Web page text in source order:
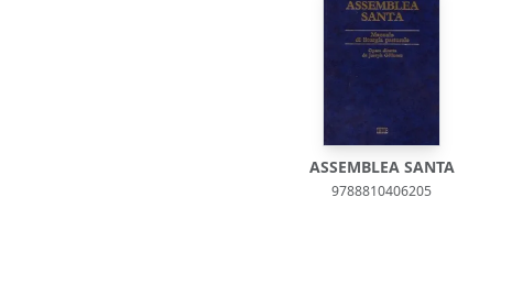
ASSEMBLEA SANTA
9788810406205